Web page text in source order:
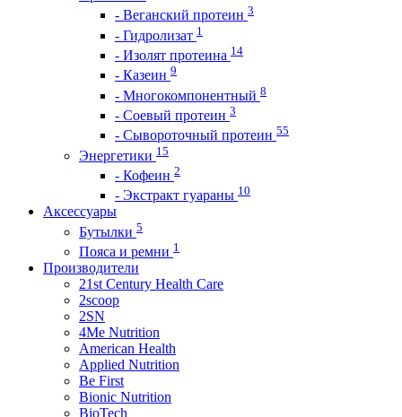
- Веганский протеин 3
- Гидролизат 1
- Изолят протеина 14
- Казеин 9
- Многокомпонентный 8
- Соевый протеин 3
- Сывороточный протеин 55
Энергетики 15
- Кофеин 2
- Экстракт гуараны 10
Аксессуары
Бутылки 5
Пояса и ремни 1
Производители
21st Century Health Care
2scoop
2SN
4Me Nutrition
American Health
Applied Nutrition
Be First
Bionic Nutrition
BioTech